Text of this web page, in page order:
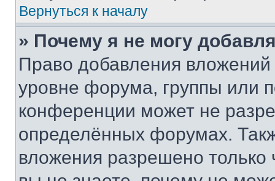
Вернуться к началу
» Почему я не могу
Право добавления
уровне форума, группы или
конференции может не
определённых форумах.
вложения разрешено